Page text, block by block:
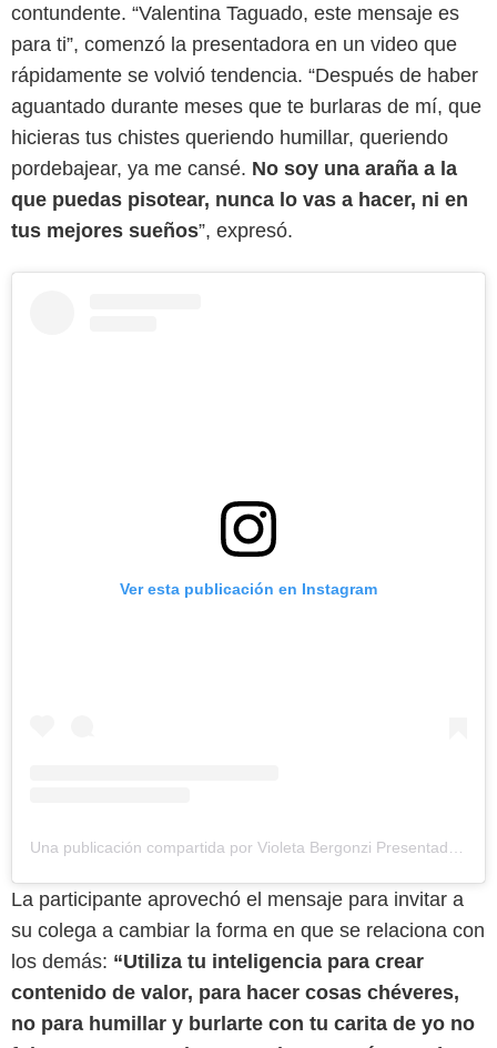
contundente. “Valentina Taguado, este mensaje es
para ti”, comenzó la presentadora en un video que
rápidamente se volvió tendencia. “Después de haber
aguantado durante meses que te burlaras de mí, que
hicieras tus chistes queriendo humillar, queriendo
pordebajear, ya me cansé. No soy una araña a la
que puedas pisotear, nunca lo vas a hacer, ni en
tus mejores sueños”, expresó.
Ver esta publicación en Instagram
La participante aprovechó el mensaje para invitar a
su colega a cambiar la forma en que se relaciona con
los demás: “Utiliza tu inteligencia para crear
contenido de valor, para hacer cosas chéveres,
no para humillar y burlarte con tu carita de yo no